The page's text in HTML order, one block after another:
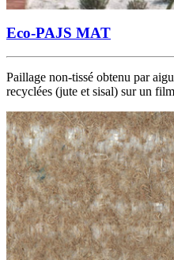
Eco-PAJS MAT
Paillage non-tissé obtenu par
recyclées (jute et sisal) sur un